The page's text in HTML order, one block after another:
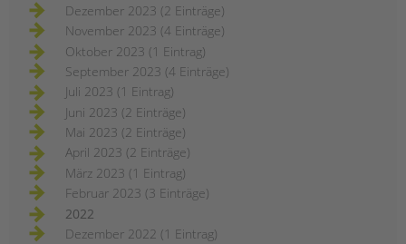
Dezember 2023 (2 Einträge)
November 2023 (4 Einträge)
Oktober 2023 (1 Eintrag)
September 2023 (4 Einträge)
Juli 2023 (1 Eintrag)
Juni 2023 (2 Einträge)
Mai 2023 (2 Einträge)
April 2023 (2 Einträge)
März 2023 (1 Eintrag)
Februar 2023 (3 Einträge)
2022
Dezember 2022 (1 Eintrag)